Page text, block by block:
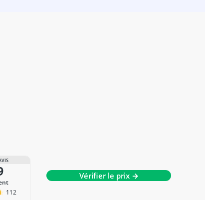
112
Vérifier le prix →